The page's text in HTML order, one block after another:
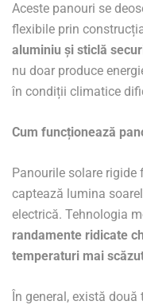
Aceste panouri se
flexibile prin
aluminiu și sticlă
nu doar produce
în condiții climatice
Cum funcționează
Panourile solare
captează lumina
electrică. Tehnologia
randamente ridicate
temperaturi mai
În general, există